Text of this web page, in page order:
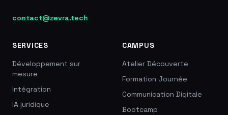
contact@zevra.tech
SERVICES
Développement sur
mesure
Intégration
IA juridique
CAMPUS
Atelier Découverte
Formation Journée
Communication Digitale
Bootcamp